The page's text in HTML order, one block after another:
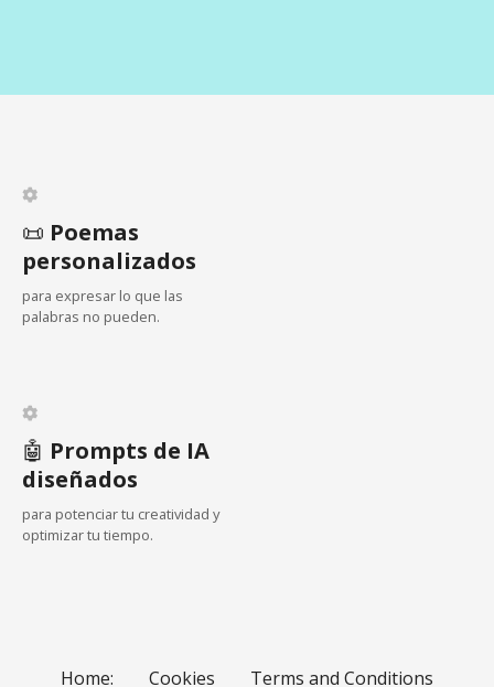
📜 Poemas
personalizados
para expresar lo que las
palabras no pueden.
🤖 Prompts de IA
diseñados
para potenciar tu creatividad y
optimizar tu tiempo.
Home: Cookies Terms and Conditions